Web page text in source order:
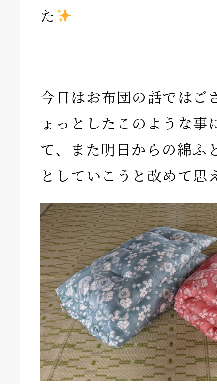
た
今日はお布団の話ではご
ょっとしたこのような事
て、また明日からの綿ふ
としていこうと改めて思